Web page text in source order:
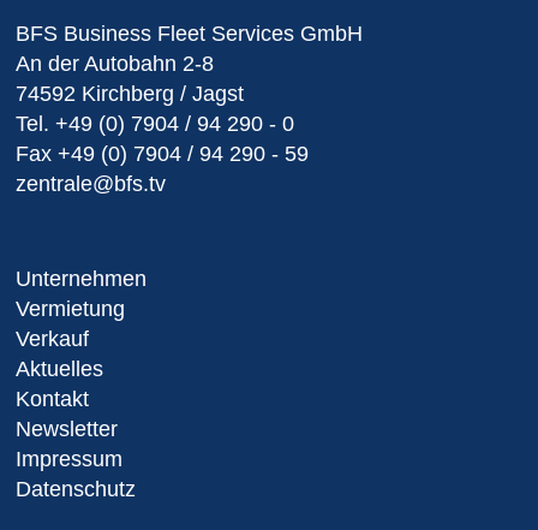
BFS Business Fleet Services GmbH
An der Autobahn 2-8
74592 Kirchberg / Jagst
Tel. +49 (0) 7904 / 94 290 - 0
Fax +49 (0) 7904 / 94 290 - 59
zentrale@bfs.tv
Unternehmen
Vermietung
Verkauf
Aktuelles
Kontakt
Newsletter
Impressum
Datenschutz